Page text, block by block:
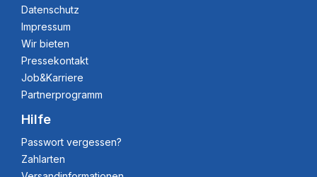
Datenschutz
Impressum
Wir bieten
Pressekontakt
Job&Karriere
Partnerprogramm
Hilfe
Passwort vergessen?
Zahlarten